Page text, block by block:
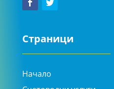
Страници
Начало